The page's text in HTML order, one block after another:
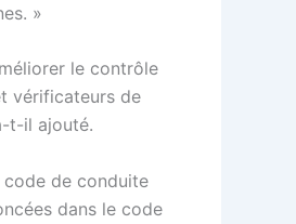
»
le contrôle
vérificateurs de
t-il ajouté.
code de conduite
dans le code